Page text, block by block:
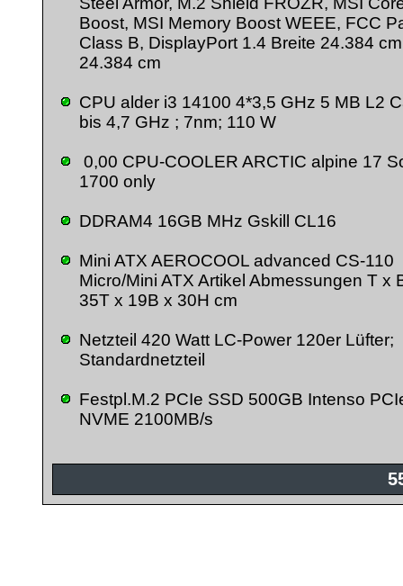
Boost, MSI Memory Boost WEEE, FCC
Class B, DisplayPort 1.4 Breite 24.384
24.384 cm
CPU alder i3 14100 4*3,5 GHz 5 MB L2
bis 4,7 GHz ; 7nm; 110 W
0,00 CPU-COOLER ARCTIC alpine 17
1700 only
DDRAM4 16GB MHz Gskill CL16
Mini ATX AEROCOOL advanced CS-110
Micro/Mini ATX Artikel Abmessungen T x
35T x 19B x 30H cm
Netzteil 420 Watt LC-Power 120er Lüfter;
Standardnetzteil
Festpl.M.2 PCIe SSD 500GB Intenso
NVME 2100MB/s